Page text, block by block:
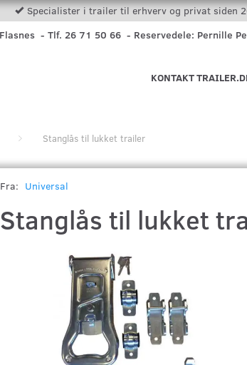
Specialister i trailer til erhverv og privat siden
- Tlf. 26 71 50 66 - Reservedele: Pernille
KONTAKT
Stanglås til lukket trailer
Fra: Universal
Stanglås til lukket